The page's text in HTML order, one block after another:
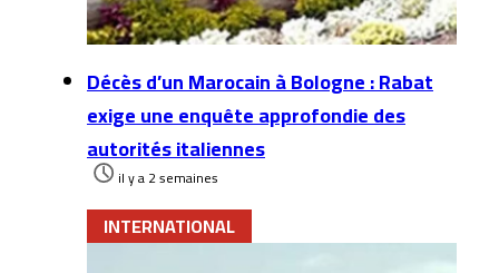
Décès d’un Marocain à Bologne : Rabat
exige une enquête approfondie des
autorités italiennes
il y a 2 semaines
INTERNATIONAL